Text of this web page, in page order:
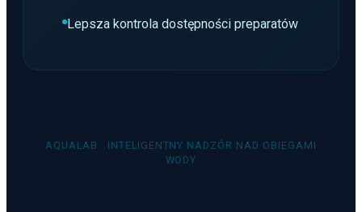
Lepsza kontrola dostępności preparatów
AQUALAB · INTELIGENTNY NADZÓR NAD OBIEGAMI
WODY